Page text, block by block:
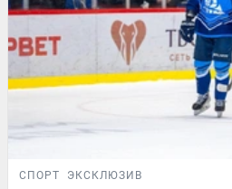
СПОРТ ЭКСКЛЮЗИВ